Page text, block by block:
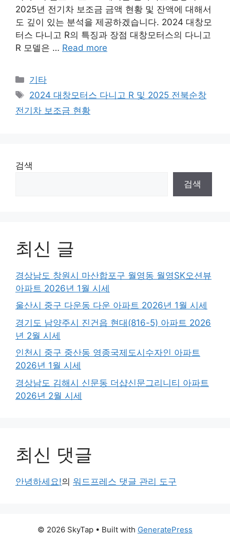
2025년 전기차 보조금 금액 현황 및 잔액에 대해서
도 깊이 있는 분석을 제공하겠습니다. 2024 대창모
터스 다니고 R의 특징과 장점 대창모터스의 다니고
R 모델은 … Read more
Categories
기타
Tags
2024 대창모터스 다니고 R 및 2025 전북순창
전기차 보조금 현황
검색
검색
최신 글
경상남도 창원시 마산합포구 월영동 월영SK오션뷰
아파트 2026년 1월 시세
울산시 중구 다운동 다운 아파트 2026년 1월 시세
경기도 남양주시 진건읍 현대(816-5) 아파트 2026
년 2월 시세
인천시 중구 중산동 영종국제도시수자인 아파트
2026년 1월 시세
경상남도 김해시 신문동 더샵신문그리니티 아파트
2026년 2월 시세
최신 댓글
안녕하세요!의 워드프레스 댓글 관리 도구
© 2026 SkyTap • Built with GeneratePress